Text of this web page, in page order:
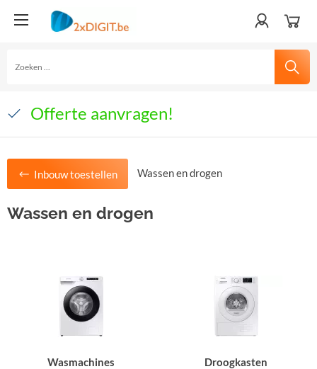
Eigen voorraad
Transparante nettoprijzen
Offerte aanvragen!
Inbouw toestellen Wassen en drogen
Wassen en drogen
Wasmachines Droogkasten